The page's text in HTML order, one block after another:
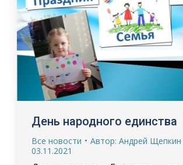
День народного единства
Все новости Автор: Андрей Щепкин
03.11.2021